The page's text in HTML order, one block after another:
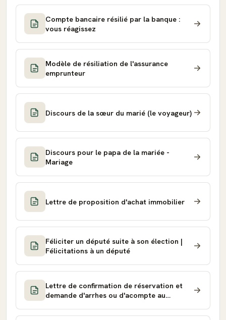
Compte bancaire résilié par la banque :
vous réagissez
Modèle de résiliation de l'assurance
emprunteur
Discours de la sœur du marié (le voyageur)
Discours pour le papa de la mariée -
Mariage
Lettre de proposition d'achat immobilier
Féliciter un député suite à son élection |
Félicitations à un député
Lettre de confirmation de réservation et
demande d'arrhes ou d'acompte au